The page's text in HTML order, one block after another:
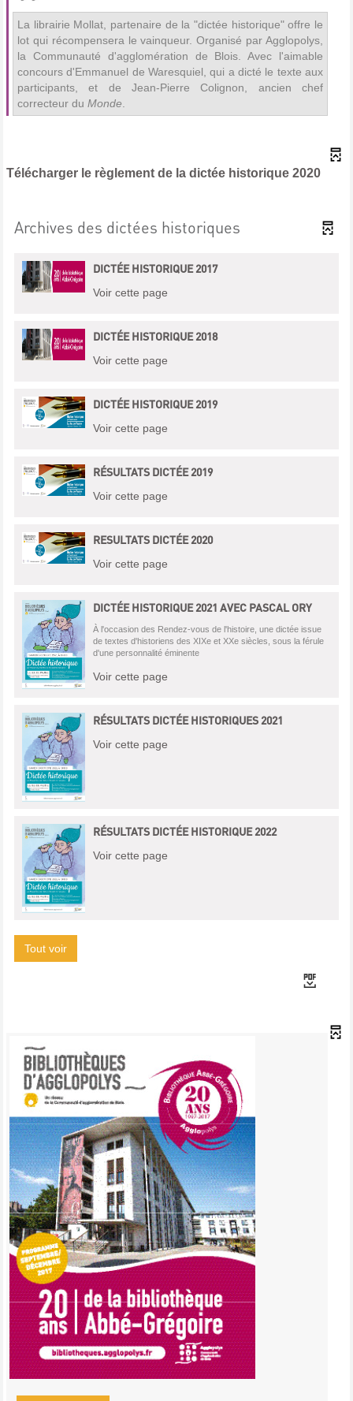
La librairie Mollat, partenaire de la "dictée historique" offre le
lot qui récompensera le vainqueur. Organisé par Agglopolys,
la Communauté d'agglomération de Blois. Avec l'aimable
concours d'Emmanuel de Waresquiel, qui a dicté le texte aux
participants, et de Jean-Pierre Colignon, ancien chef
correcteur du Monde
Télécharger le règlement de la dictée historique 2020
Archives des dictées historiques
DICTÉE HISTORIQUE 2017
Voir cette page
DICTÉE HISTORIQUE 2018
Voir cette page
DICTÉE HISTORIQUE 2019
Voir cette page
RÉSULTATS DICTÉE 2019
Voir cette page
RESULTATS DICTÉE 2020
Voir cette page
DICTÉE HISTORIQUE 2021 AVEC PASCAL ORY
À l'occasion des Rendez-vous de l'histoire, une dictée issue
de textes d'historiens des XIXe et XXe siècles, sous la férule
d'une personnalité éminente
Voir cette page
RÉSULTATS DICTÉE HISTORIQUES 2021
Voir cette page
RÉSULTATS DICTÉE HISTORIQUE 2022
Voir cette page
Tout voir